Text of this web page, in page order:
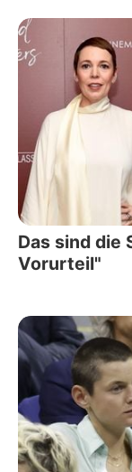
Das sind die
Vorurteil"